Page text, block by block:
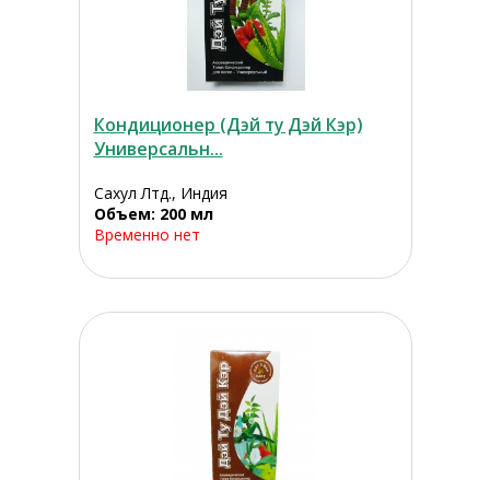
Кондиционер (Дэй ту Дэй Кэр)
Универсальн...
Сахул Лтд., Индия
Объем: 200 мл
Временно нет